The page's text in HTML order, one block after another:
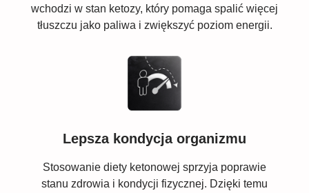
wchodzi w stan ketozy, który pomaga spalić więcej
tłuszczu jako paliwa i zwiększyć poziom energii.
Lepsza kondycja organizmu
Stosowanie diety ketonowej sprzyja poprawie
stanu zdrowia i kondycji fizycznej. Dzięki temu